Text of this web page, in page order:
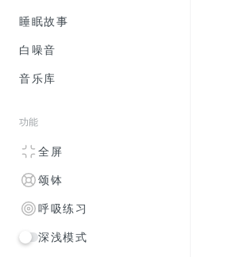
睡眠故事
白噪音
音乐库
功能
全屏
颂钵
呼吸练习
深浅模式